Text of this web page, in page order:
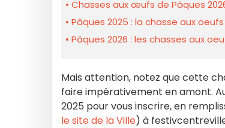
Chasses aux œufs de Pâques
Pâques 2025 : la chasse aux
Pâques 2026 : les chasses aux
Mais attention, notez que cette
faire impérativement en amont.
2025 pour vous inscrire, en
le site de la Ville) à